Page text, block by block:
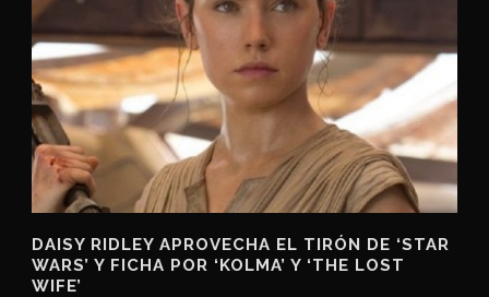
DAISY RIDLEY APROVECHA EL TIRÓN DE ‘STAR
WARS’ Y FICHA POR ‘KOLMA’ Y ‘THE LOST
WIFE’